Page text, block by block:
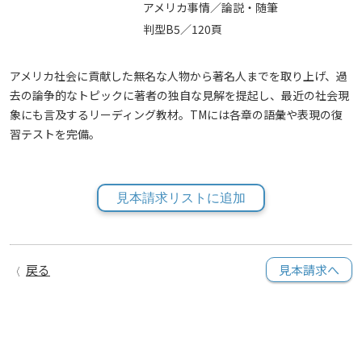
アメリカ事情／論説・随筆
判型B5／120頁
アメリカ社会に貢献した無名な人物から著名人までを取り上げ、過
去の論争的なトピックに著者の独自な見解を提起し、最近の社会現
象にも言及するリーディング教材。TMには各章の語彙や表現の復
習テストを完備。
見本請求リストに追加
戻る 見本請求へ